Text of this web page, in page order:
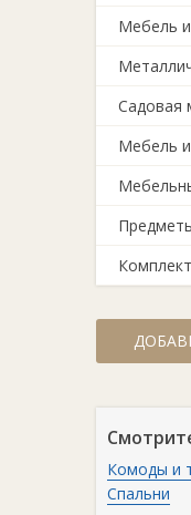
Мебель
Садовая
Мебель
Комоды и
Спальни